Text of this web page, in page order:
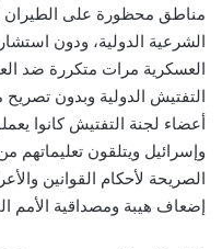
مناطق محظورة على الطيران
الشرعية الدولية، ودون
العسكرية مرات متكررة ضد
التفتيش الدولية وبدون
أعضاء لجنة التفتيش كانوا
وإسرائيل ويتلقون تعليماتهم
الصريحة لأحكام القوانين
إضعاف هيبة ومصداقية الأمم